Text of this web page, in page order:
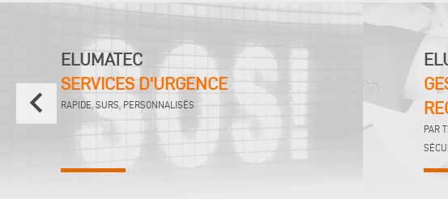
ELUMATEC
SERVICES D'URGENCE
RAPIDE, SURS, PERSONNALISÉS
PAR
keyboard_arrow_left